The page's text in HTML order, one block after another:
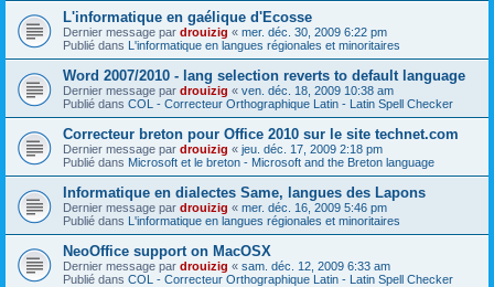
L'informatique en gaélique d'Ecosse
Dernier message par drouizig « mer. déc. 30, 2009 6:22 pm
Publié dans L'informatique en langues régionales et minoritaires
Word 2007/2010 - lang selection reverts to default language
Dernier message par drouizig « ven. déc. 18, 2009 10:38 am
Publié dans COL - Correcteur Orthographique Latin - Latin Spell Checker
Correcteur breton pour Office 2010 sur le site technet.com
Dernier message par drouizig « jeu. déc. 17, 2009 2:18 pm
Publié dans Microsoft et le breton - Microsoft and the Breton language
Informatique en dialectes Same, langues des Lapons
Dernier message par drouizig « mer. déc. 16, 2009 5:46 pm
Publié dans L'informatique en langues régionales et minoritaires
NeoOffice support on MacOSX
Dernier message par drouizig « sam. déc. 12, 2009 6:33 am
Publié dans COL - Correcteur Orthographique Latin - Latin Spell Checker